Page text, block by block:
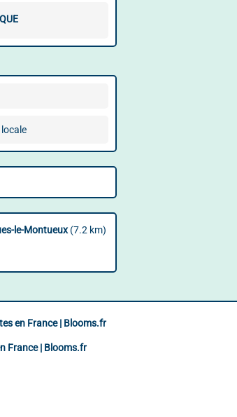
le-Montueux(7.2 km)
en France | Blooms.fr
France | Blooms.fr